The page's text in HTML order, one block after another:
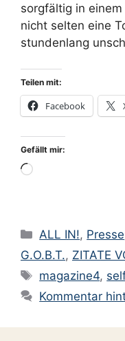
sorgfältig in
nicht selten eine
stundenlang
Teilen mit:
Facebook
Gefällt mir:
Wird
Kategorien
ALL IN!, Presse
G.O.B.T., ZITATE
Schlagwörter
magazine4,
Kommentar